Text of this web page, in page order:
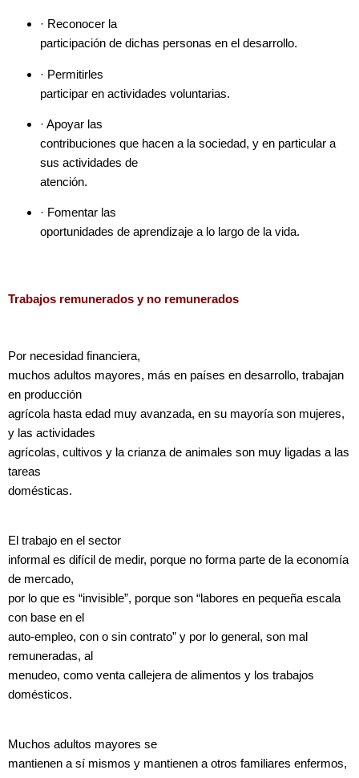
· Reconocer la
participación de dichas personas en el desarrollo.
· Permitirles
participar en actividades voluntarias.
· Apoyar las
contribuciones que hacen a la sociedad, y en particular a
sus actividades de
atención.
· Fomentar las
oportunidades de aprendizaje a lo largo de la vida.
Trabajos remunerados y no remunerados
Por necesidad financiera,
muchos adultos mayores, más en países en desarrollo, trabajan
en producción
agrícola hasta edad muy avanzada, en su mayoría son mujeres,
y las actividades
agrícolas, cultivos y la crianza de animales son muy ligadas a las
tareas
domésticas.
El trabajo en el sector
informal es difícil de medir, porque no forma parte de la economía
de mercado,
por lo que es “invisible”, porque son “labores en pequeña escala
con base en el
auto-empleo, con o sin contrato” y por lo general, son mal
remuneradas, al
menudeo, como venta callejera de alimentos y los trabajos
domésticos.
Muchos adultos mayores se
mantienen a sí mismos y mantienen a otros familiares enfermos,